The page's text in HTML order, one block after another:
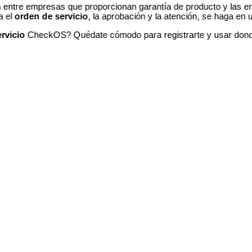
entre empresas que proporcionan garantía de producto y
elorden de servicio , la aprobación y la atención, se haga
CheckOS? Quédate cómodo para registrarte y usar